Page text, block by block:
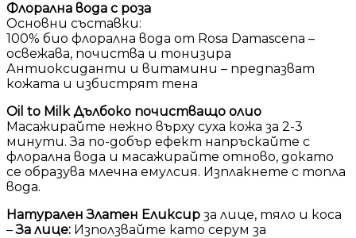
Флорална вода с роза
Основни съставки:
100% био флорална вода от Rosa Damascena –
освежава, почиства и тонизира
Антиоксиданти и витамини – предпазват
кожата и избистрят тена
Oil to Milk Дълбоко почистващо олио
Масажирайте нежно върху суха кожа за 2-3
минути. За по-добър ефект напръскайте с
флорална вода и масажирайте отново, докато
се образува млечна емулсия. Изплакнете с топла
вода.
Натурален Златен Еликсир за лице, тяло и коса
–За лице: Използвайте като серум за